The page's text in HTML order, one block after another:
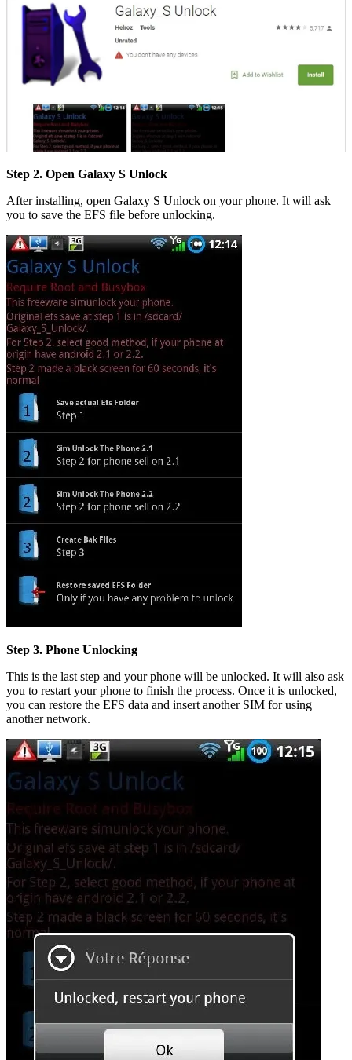
Step 2. Open Galaxy S Unlock
After installing, open Galaxy S Unlock on your phone. It will ask
you to save the EFS file before unlocking.
Step 3. Phone Unlocking
This is the last step and your phone will be unlocked. It will also ask
you to restart your phone to finish the process. Once it is unlocked,
you can restore the EFS data and insert another SIM for using
another network.